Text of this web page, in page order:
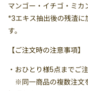
マンゴー・イチゴ・ミカ
*3エキス抽出後の残渣に
す。
【ご注文時の注意事項】
・ おひとり様5点までご
※同一商品の複数注文